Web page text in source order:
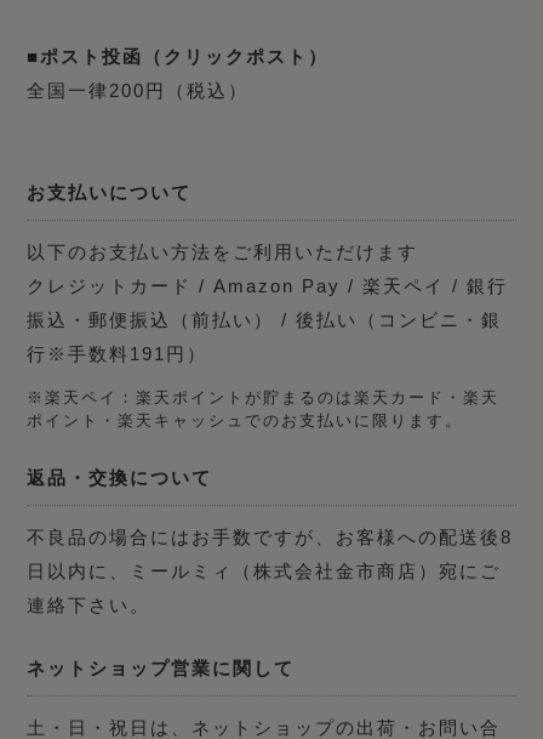
■ポスト投函（クリックポスト）
全国一律200円（税込）
お支払いについて
以下のお支払い方法をご利用いただけます
クレジットカード / Amazon Pay / 楽天ペイ / 銀行
振込・郵便振込（前払い） / 後払い（コンビニ・銀
行※手数料191円）
※楽天ペイ：楽天ポイントが貯まるのは楽天カード・楽天
ポイント・楽天キャッシュでのお支払いに限ります。
返品・交換について
不良品の場合にはお手数ですが、お客様への配送後8
日以内に、ミールミィ（株式会社金市商店）宛にご
連絡下さい。
ネットショップ営業に関して
土・日・祝日は、ネットショップの出荷・お問い合